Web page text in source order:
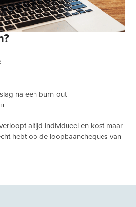
na een burn-out
altijd individueel en kost maar
hebt op de loopbaancheques van